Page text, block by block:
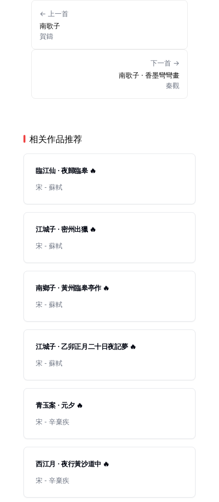
← 上一首
南歌子
賀鑄
下一首 →
南歌子 · 香墨彎彎畫
秦觀
相关作品推荐
臨江仙 · 夜歸臨皋 🔥
宋 - 蘇軾
江城子 · 密州出獵 🔥
宋 - 蘇軾
南鄉子 · 黃州臨皋亭作 🔥
宋 - 蘇軾
江城子 · 乙卯正月二十日夜記夢 🔥
宋 - 蘇軾
青玉案 · 元夕 🔥
宋 - 辛棄疾
西江月 · 夜行黃沙道中 🔥
宋 - 辛棄疾